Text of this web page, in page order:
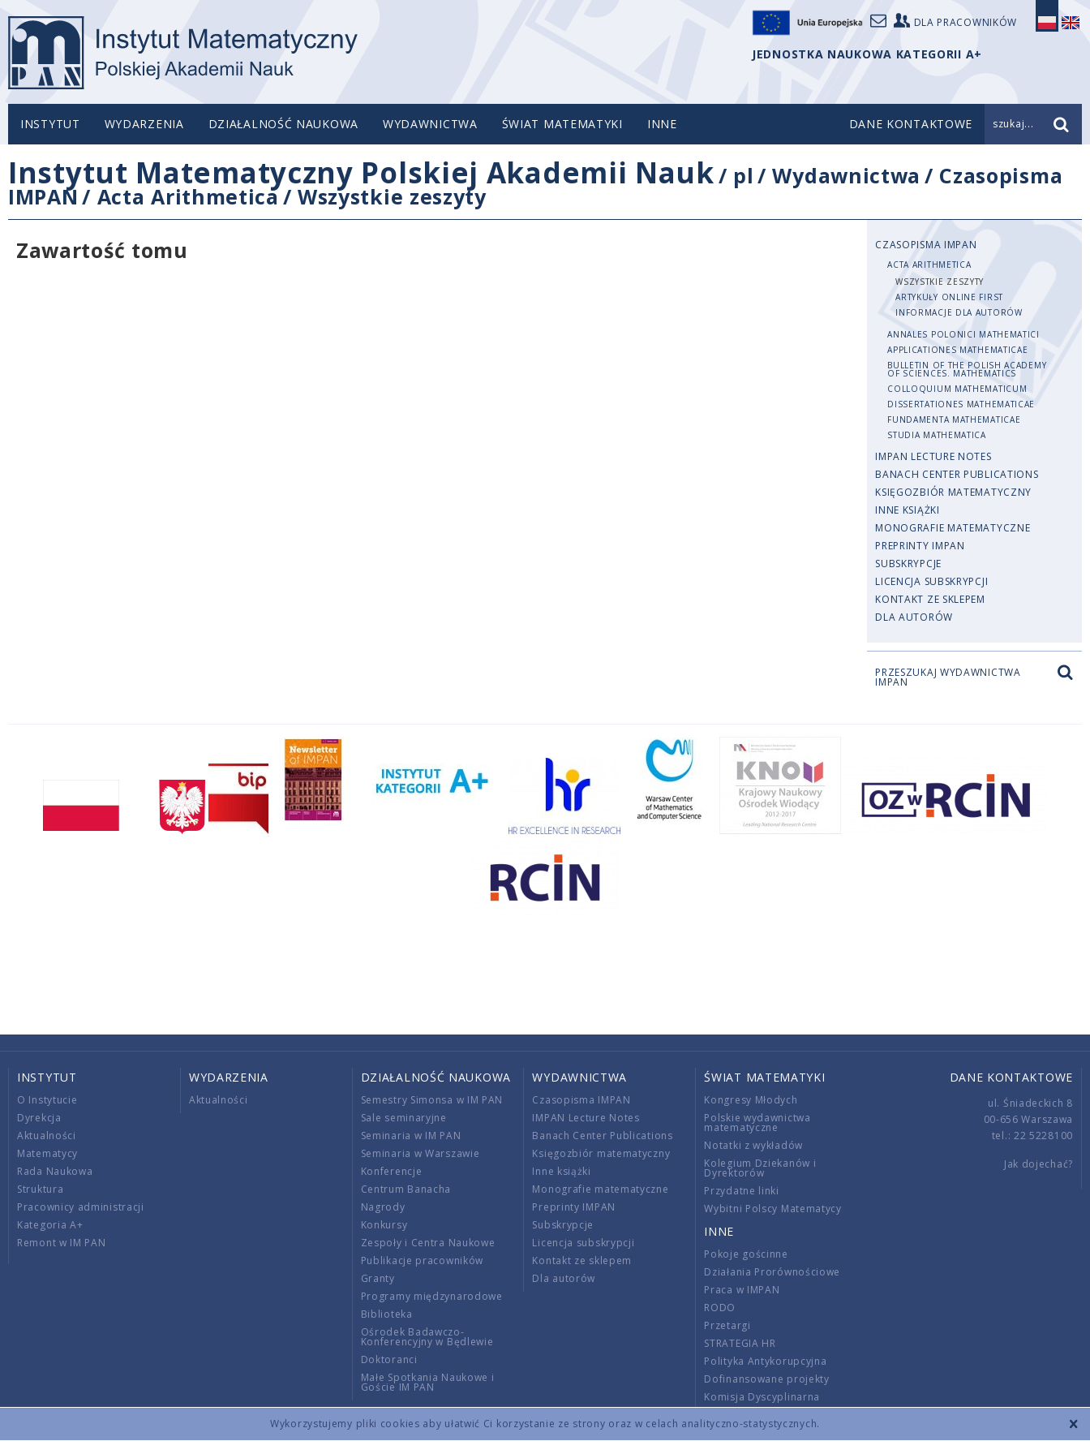
Wykorzystujemy pliki cookies aby ułatwić Ci korzystanie ze strony oraz w celach analityczno-statystycznych.
DLA PRACOWNIKÓW
JEDNOSTKA NAUKOWA KATEGORII A+
INSTYTUT WYDARZENIA DZIAŁALNOŚĆ NAUKOWA WYDAWNICTWA ŚWIAT MATEMATYKI INNE DANE KONTAKTOWE szukaj...
Instytut Matematyczny Polskiej Akademii Nauk/ pl /Wydawnictwa / Czasopisma
IMPAN / Acta Arithmetica/ Wszystkie zeszyty
Zawartość tomu
CZASOPISMA IMPAN
ACTA ARITHMETICA
WSZYSTKIE ZESZYTY
ARTYKUŁY ONLINE FIRST
INFORMACJE DLA AUTORÓW
ANNALES POLONICI MATHEMATICI
APPLICATIONES MATHEMATICAE
BULLETIN OF THE POLISH ACADEMY
OF SCIENCES. MATHEMATICS
COLLOQUIUM MATHEMATICUM
DISSERTATIONES MATHEMATICAE
FUNDAMENTA MATHEMATICAE
STUDIA MATHEMATICA
IMPAN LECTURE NOTES
BANACH CENTER PUBLICATIONS
KSIĘGOZBIÓR MATEMATYCZNY
INNE KSIĄŻKI
MONOGRAFIE MATEMATYCZNE
PREPRINTY IMPAN
SUBSKRYPCJE
LICENCJA SUBSKRYPCJI
KONTAKT ZE SKLEPEM
DLA AUTORÓW
PRZESZUKAJ WYDAWNICTWA
IMPAN
INSTYTUT
O Instytucie
Dyrekcja
Aktualności
Matematycy
Rada Naukowa
Struktura
Pracownicy administracji
Kategoria A+
Remont w IM PAN
WYDARZENIA
Aktualności
DZIAŁALNOŚĆ NAUKOWA
Semestry Simonsa w IM PAN
Sale seminaryjne
Seminaria w IM PAN
Seminaria w Warszawie
Konferencje
Centrum Banacha
Nagrody
Konkursy
Zespoły i Centra Naukowe
Publikacje pracowników
Granty
Programy międzynarodowe
Biblioteka
Ośrodek Badawczo-
Konferencyjny w Będlewie
Doktoranci
Małe Spotkania Naukowe i
Goście IM PAN
WYDAWNICTWA
Czasopisma IMPAN
IMPAN Lecture Notes
Banach Center Publications
Księgozbiór matematyczny
Inne książki
Monografie matematyczne
Preprinty IMPAN
Subskrypcje
Licencja subskrypcji
Kontakt ze sklepem
Dla autorów
ŚWIAT MATEMATYKI
Kongresy Młodych
Polskie wydawnictwa
matematyczne
Notatki z wykładów
Kolegium Dziekanów i
Dyrektorów
Przydatne linki
Wybitni Polscy Matematycy
INNE
Pokoje gościnne
Działania Prorównościowe
Praca w IMPAN
RODO
Przetargi
STRATEGIA HR
Polityka Antykorupcyjna
Dofinansowane projekty
Komisja Dyscyplinarna
Wnoszenie opłat
DANE KONTAKTOWE
ul. Śniadeckich 8
00-656 Warszawa
tel.: 22 5228100
Jak dojechać?